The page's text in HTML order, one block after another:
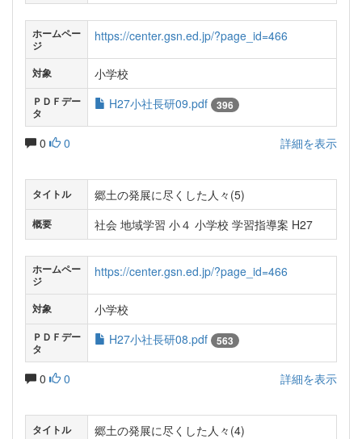
ホームペー
ジ
https://center.gsn.ed.jp/?page_id=466
対象 小学校
ＰＤＦデー
タ
H27小社長研09.pdf 396
0 0 詳細を表示
タイトル 郷土の発展に尽くした人々(5)
概要 社会 地域学習 小４ 小学校 学習指導案 H27
ホームペー
ジ
https://center.gsn.ed.jp/?page_id=466
対象 小学校
ＰＤＦデー
タ
H27小社長研08.pdf 563
0 0 詳細を表示
タイトル 郷土の発展に尽くした人々(4)